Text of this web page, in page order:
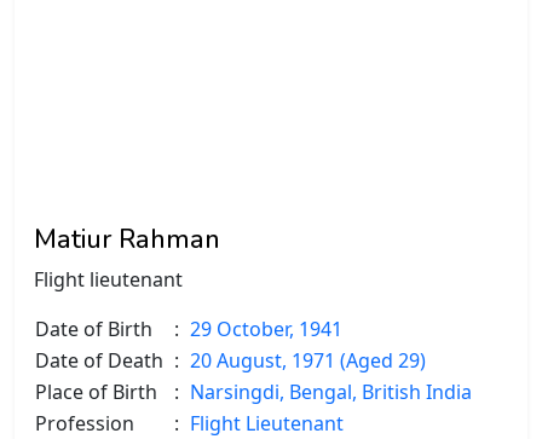
Matiur Rahman
Flight lieutenant
Date of Birth
: 29 October, 1941
Date of Death : 20 August, 1971 (Aged 29)
Place of Birth
: Narsingdi, Bengal, British India
Profession
: Flight Lieutenant